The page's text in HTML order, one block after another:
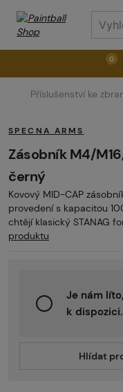
0
Zbraně Příslušenství
Střelivo Masky
Díly pro značkovače /
Příslušenství ke
SPECNA ARMS
Zásobník M4/
černý
Kovový MID-CAP
provedení s kapacitou
chtějí klasický STANAG
produktu
Je nám
k dispozici.
Hlídat